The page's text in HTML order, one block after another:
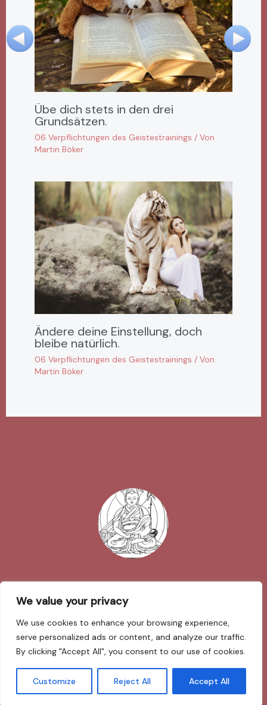
We value your privacy
We use cookies to enhance your browsing experience,
serve personalized ads or content, and analyze our traffic.
By clicking "Accept All", you consent to our use of cookies.
Customize Reject All Accept All
Übe dich stets in den drei
Grundsätzen.
06 Verpflichtungen des Geistestrainings / Von
Martin Böker
Ändere deine Einstellung, doch
bleibe natürlich.
06 Verpflichtungen des Geistestrainings / Von
Martin Böker
Datenschutzerklärung
Sarva Mangalam